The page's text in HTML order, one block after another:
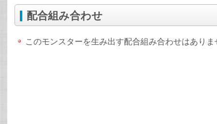
配合組み合わせ
このモンスターを生み出す配合組み合わせはありま